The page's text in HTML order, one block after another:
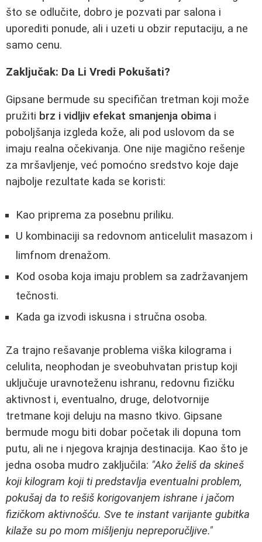
što se odlučite, dobro je pozvati par salona i
uporediti ponude, ali i uzeti u obzir reputaciju, a ne
samo cenu.
Zaključak: Da Li Vredi Pokušati?
Gipsane bermude su specifičan tretman koji može
pružiti brz i vidljiv efekat smanjenja obima i
poboljšanja izgleda kože, ali pod uslovom da se
imaju realna očekivanja. One nije magično rešenje
za mršavljenje, već pomoćno sredstvo koje daje
najbolje rezultate kada se koristi:
Kao priprema za posebnu priliku.
U kombinaciji sa redovnom anticelulit masazom i
limfnom drenažom.
Kod osoba koja imaju problem sa zadržavanjem
tečnosti.
Kada ga izvodi iskusna i stručna osoba.
Za trajno rešavanje problema viška kilograma i
celulita, neophodan je sveobuhvatan pristup koji
uključuje uravnoteženu ishranu, redovnu fizičku
aktivnost i, eventualno, druge, delotvornije
tretmane koji deluju na masno tkivo. Gipsane
bermude mogu biti dobar početak ili dopuna tom
putu, ali ne i njegova krajnja destinacija. Kao što je
jedna osoba mudro zaključila: "Ako želiš da skineš
koji kilogram koji ti predstavlja eventualni problem,
pokušaj da to rešiš korigovanjem ishrane i jačom
fizičkom aktivnošću. Sve te instant varijante gubitka
kilaže su po mom mišljenju nepreporučljive."